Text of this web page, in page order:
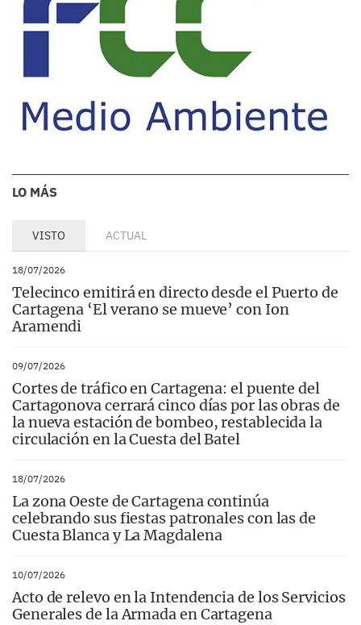
LO MÁS
VISTO ACTUAL
18/07/2026
Telecinco emitirá en directo desde el Puerto de
Cartagena ‘El verano se mueve’ con Ion
Aramendi
09/07/2026
Cortes de tráfico en Cartagena: el puente del
Cartagonova cerrará cinco días por las obras de
la nueva estación de bombeo, restablecida la
circulación en la Cuesta del Batel
18/07/2026
La zona Oeste de Cartagena continúa
celebrando sus fiestas patronales con las de
Cuesta Blanca y La Magdalena
10/07/2026
Acto de relevo en la Intendencia de los Servicios
Generales de la Armada en Cartagena